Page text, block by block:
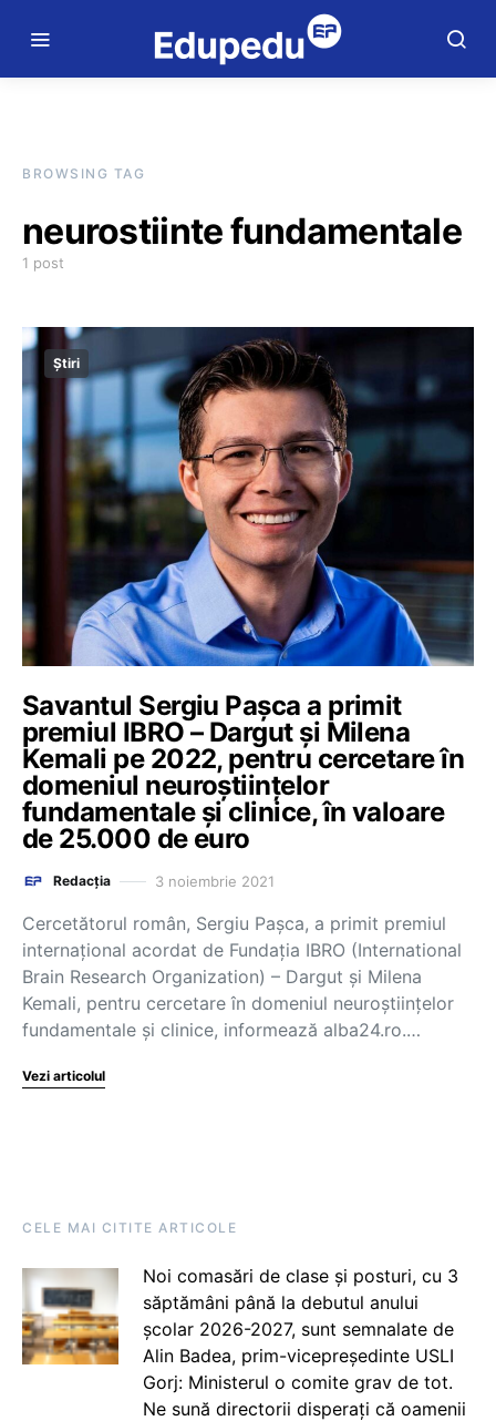
BROWSING TAG
neurostiinte fundamentale
1 post
Știri
Savantul Sergiu Pașca a primit
premiul IBRO – Dargut și Milena
Kemali pe 2022, pentru cercetare în
domeniul neuroștiințelor
fundamentale și clinice, în valoare
de 25.000 de euro
Redacția 3 noiembrie 2021
Cercetătorul român, Sergiu Pașca, a primit premiul
internațional acordat de Fundația IBRO (International
Brain Research Organization) – Dargut și Milena
Kemali, pentru cercetare în domeniul neuroștiințelor
fundamentale și clinice, informează alba24.ro.…
Vezi articolul
CELE MAI CITITE ARTICOLE
Noi comasări de clase și posturi, cu 3
săptămâni până la debutul anului
școlar 2026-2027, sunt semnalate de
Alin Badea, prim-vicepreședinte USLI
Gorj: Ministerul o comite grav de tot.
Ne sună directorii disperați că oamenii